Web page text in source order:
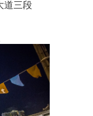
道三段